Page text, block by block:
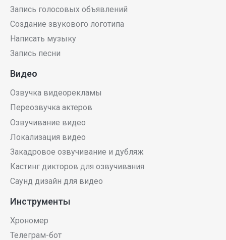
Запись голосовых объявлений
Создание звукового логотипа
Написать музыку
Запись песни
Видео
Озвучка видеорекламы
Переозвучка актеров
Озвучивание видео
Локализация видео
Закадровое озвучивание и дубляж
Кастинг дикторов для озвучивания
Саунд дизайн для видео
Инструменты
Хрономер
Телеграм-бот